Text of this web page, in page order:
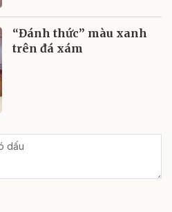
“Đánh thức” màu xanh
trên đá xám